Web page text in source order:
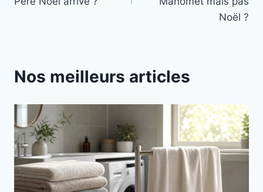
Noël ?
Nos meilleurs articles